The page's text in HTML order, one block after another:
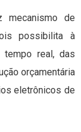
mecanismo de
possibilita à
tempo real, das
orçamentária
eletrônicos de